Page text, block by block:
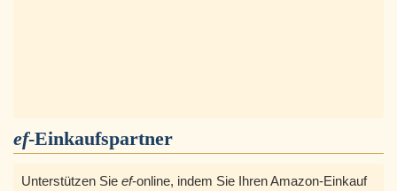
ef-Einkaufspartner
Unterstützen Sie ef-online, indem Sie Ihren Amazon-Einkauf